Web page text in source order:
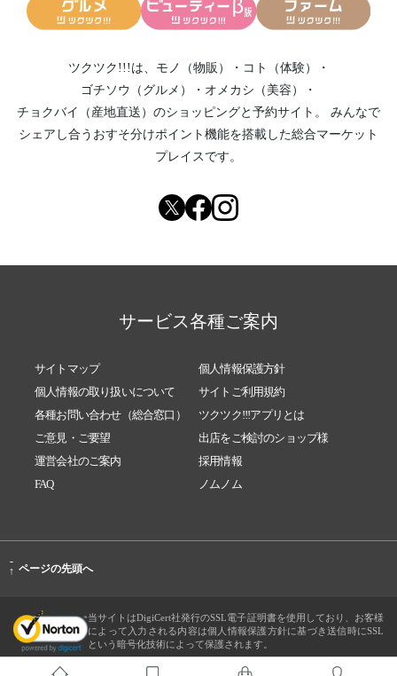
ツクツク!!!は、 モノ（物販） ・ コト（体験）
・
ゴチソウ（グルメ）
・ オメカシ（美容）
・
チョクバイ（産地直送） のショッピングと予約サイト。
みんなで
シェアし合う おすそ分けポイント機能を搭載した総合マーケット
プレイスです。
サービス各種ご案内
サイトマップ
個人情報保護方針
個人情報の取り扱いについて
サイトご利用規約
各種お問い合わせ（総合窓口）
ツクツク!!!アプリとは
ご意見・ご要望
出店をご検討のショップ様
運営会社のご案内
採用情報
FAQ
ノムノム
-
↑ ページの先頭へ
当サイトはDigiCert社発行のSSL電子証明書を使用しており、お客様
によって入力される内容は個人情報保護方針に基づき送信時にSSL
という暗号化技術によって保護されます。